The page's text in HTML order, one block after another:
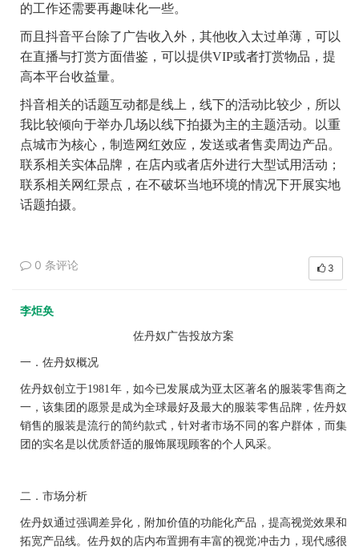
的工作还需要再趣味化一些。
而且抖音平台除了广告收入外，其他收入太过单薄，可以
在直播与打赏方面借鉴，可以提供VIP或者打赏物品，提
高本平台收益量。
抖音相关的话题互动都是线上，线下的活动比较少，所以
我比较倾向于举办几场以线下拍摄为主的主题活动。以重
点城市为核心，制造网红效应，发送或者售卖周边产品。
联系相关实体品牌，在店内或者店外进行大型试用活动；
联系相关网红景点，在不破坏当地环境的情况下开展实地
话题拍摄。
0 条评论 3
李炬奂
佐丹奴广告投放方案
一． 佐丹奴概况
佐丹奴创立于1981年，如今已发展成为亚太区著名的服装零售商之
一，该集团的愿景是成为全球最好及最大的服装零售品牌，佐丹奴
销售的服装是流行的简约款式，针对者市场不同的客户群体，而集
团的实名是以优质舒适的服饰展现顾客的个人风采。
二． 市场分析
佐丹奴通过强调差异化，附加价值的功能化产品，提高视觉效果和
拓宽产品线。佐丹奴的店内布置拥有丰富的视觉冲击力，现代感很